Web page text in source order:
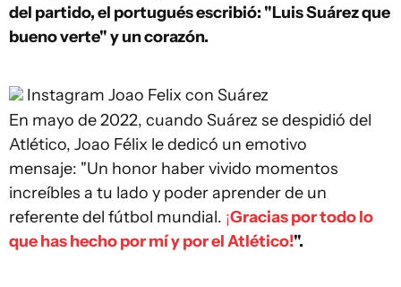
del partido, el portugués escribió: "Luis Suárez que
bueno verte" y un corazón.
Instagram Joao Felix con Suárez
En mayo de 2022, cuando Suárez se despidió del
Atlético, Joao Félix le dedicó un emotivo
mensaje: "Un honor haber vivido momentos
increíbles a tu lado y poder aprender de un
referente del fútbol mundial. ¡Gracias por todo lo
que has hecho por mí y por el Atlético!".